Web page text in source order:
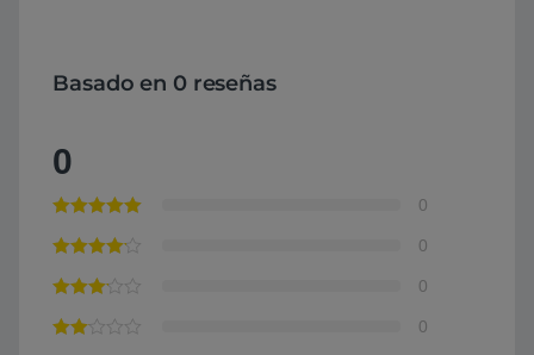
Basado en 0 reseñas
0
0
0
0
0